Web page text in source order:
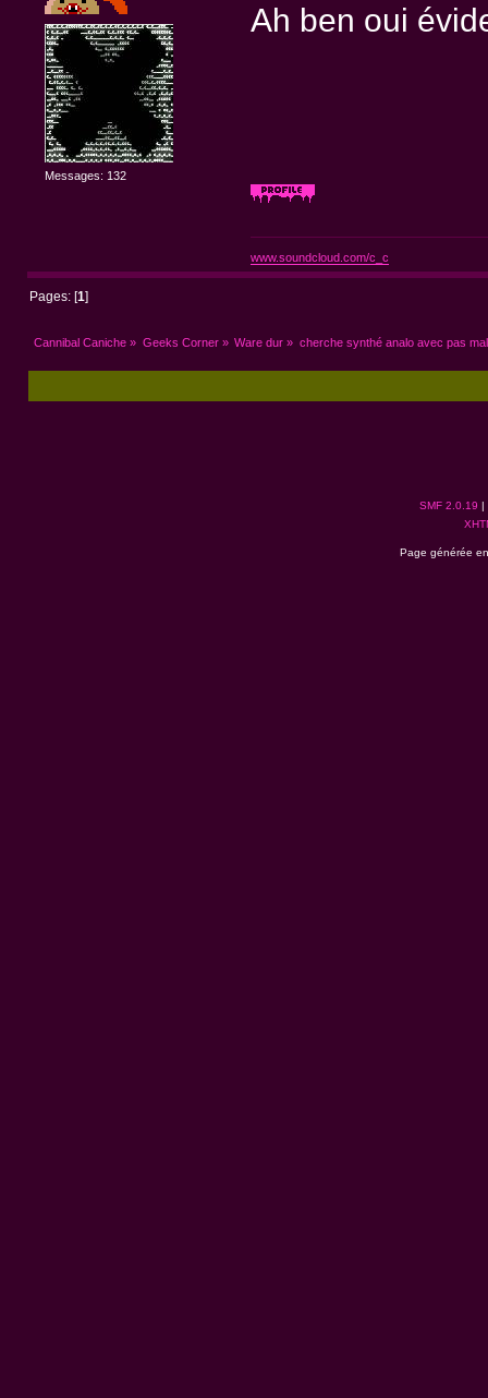
Messages: 132
Ah ben oui
www.soundcloud.com/c_c
Pages: [1]
Cannibal Caniche » Geeks Corner» Ware dur » cherche synthé analo avec pas
SMF 2.0.19 |
Page générée